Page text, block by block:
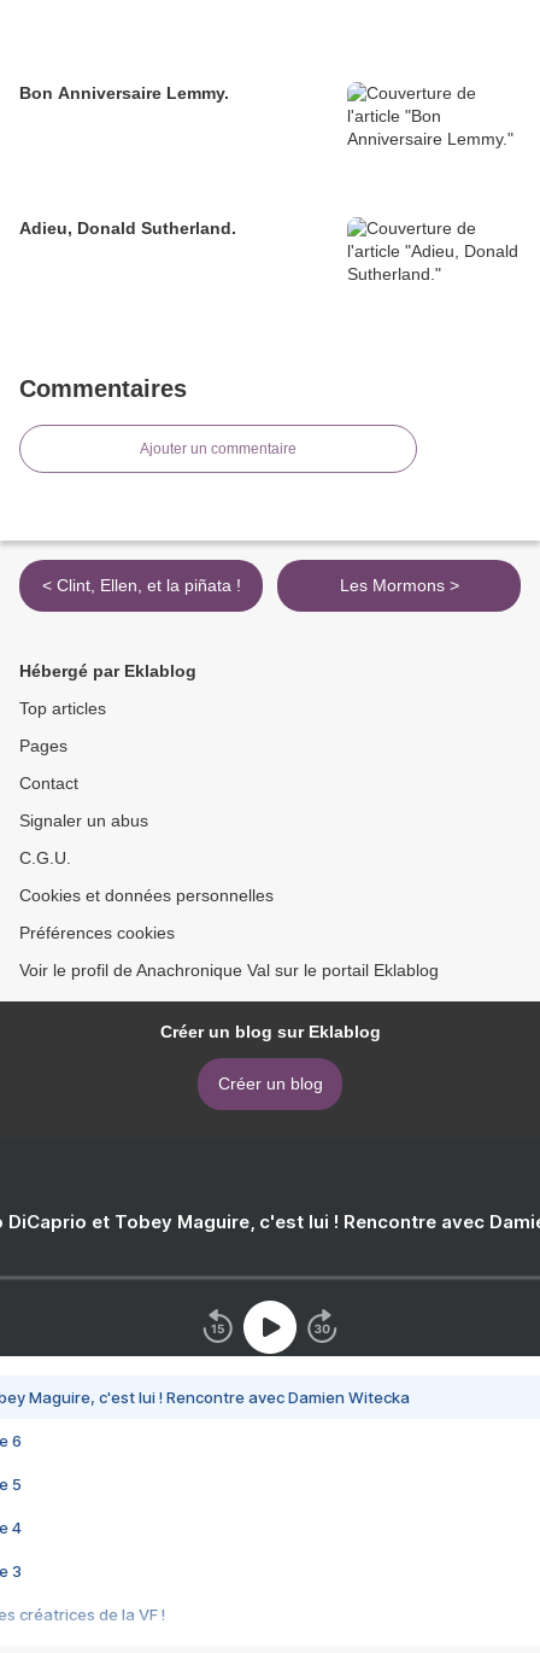
Bon Anniversaire Lemmy.
Adieu, Donald Sutherland.
Commentaires
Ajouter un commentaire
< Clint, Ellen, et la piñata ! Les Mormons >
Hébergé par Eklablog
Top articles
Pages
Contact
Signaler un abus
C.G.U.
Cookies et données personnelles
Préférences cookies
Voir le profil de Anachronique Val sur le portail Eklablog
Créer un blog sur Eklablog
Créer un blog
DiCaprio et Tobey Maguire, c'est lui ! Rencontre avec
Maguire, c'est lui ! Rencontre avec Damien Witecka
6
5
4
3
créatrices de la VF !